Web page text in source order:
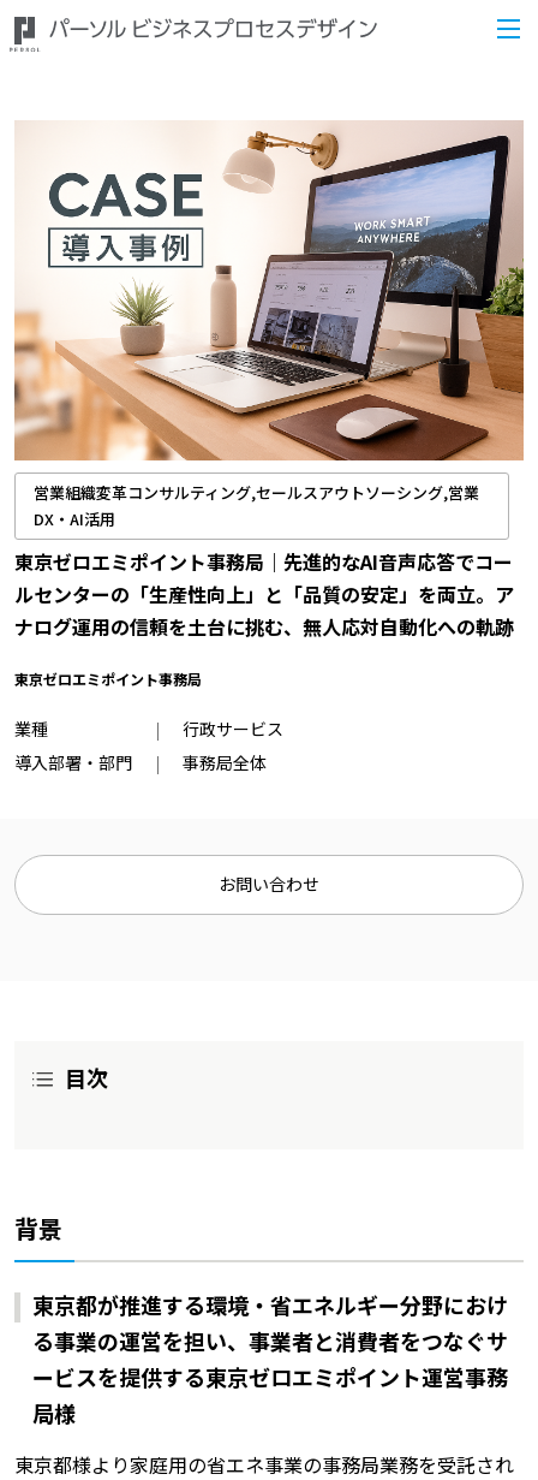
営業組織変革コンサルティング,セールスアウトソーシング,営業
DX・AI活用
東京ゼロエミポイント事務局｜先進的なAI音声応答でコー
ルセンターの「生産性向上」と「品質の安定」を両立。ア
ナログ運用の信頼を土台に挑む、無人応対自動化への軌跡
東京ゼロエミポイント事務局
業種
行政サービス
導入部署・部門
事務局全体
お問い合わせ
目次
背景
東京都が推進する環境・省エネルギー分野におけ
る事業の運営を担い、事業者と消費者をつなぐサ
ービスを提供する東京ゼロエミポイント運営事務
局様
東京都様より家庭用の省エネ事業の事務局業務を受託され